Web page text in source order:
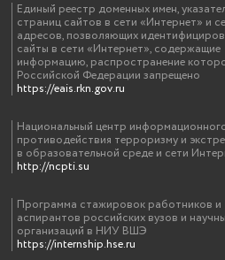
Единый реестр доменных имен,
страниц сайтов в сети «Интернет» и
адресов, позволяющих
сайты в сети «Интернет», содержащие
информацию, распространение
Российской Федерации запрещено
https://eais.rkn.gov.ru
Национальный центр
противодействия терроризму и
в образовательной среде и сети
http://ncpti.su
Программа стажировок работников и
аспирантов российских вузов и
организаций в НИУ ВШЭ
https://internship.hse.ru